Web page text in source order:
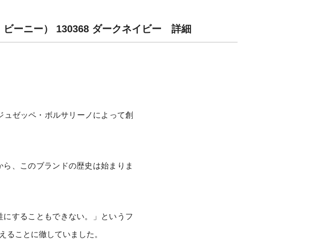
ーニー） 130368 ダークネイビー 詳細
ゼッペ・ボルサリーノによって創
、このブランドの歴史は始まりま
することもできない。」というフ
ることに徹していました。